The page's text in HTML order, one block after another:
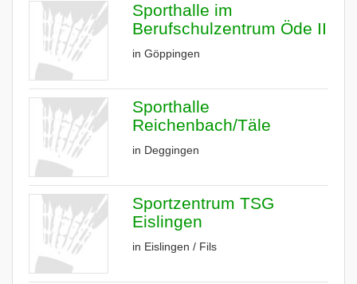
Sporthalle im
Berufschulzentrum Öde II
in Göppingen
Sporthalle
Reichenbach/Täle
in Deggingen
Sportzentrum TSG
Eislingen
in Eislingen / Fils